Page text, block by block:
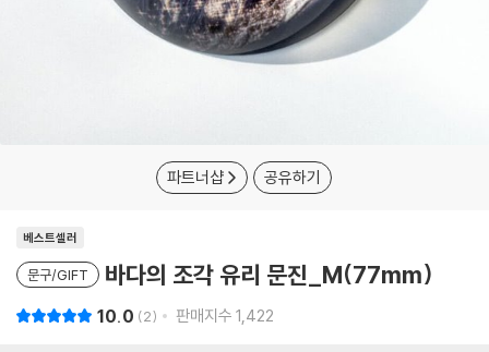
파트너샵 공유하기
베스트셀러
문구/GIFT 바다의 조각 유리 문진_M(77mm)
10.0 2 판매지수 1,422